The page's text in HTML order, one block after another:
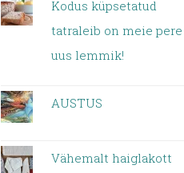
Kodus küpsetatud
tatraleib on meie pere
uus lemmik!
AUSTUS
Vähemalt haiglakott